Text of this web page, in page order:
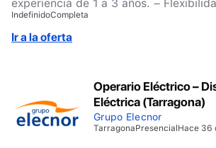
experiencia de 1 a 3 años. –
Capacidad de gestión de equipos y
averías en zona Barcelona.
IndefinidoCompleta
Ir a la oferta
Operario Eléctrico –
Eléctrica (Tarragona)
Grupo Elecnor
TarragonaPresencialHace 36